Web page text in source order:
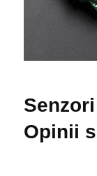
Opinii